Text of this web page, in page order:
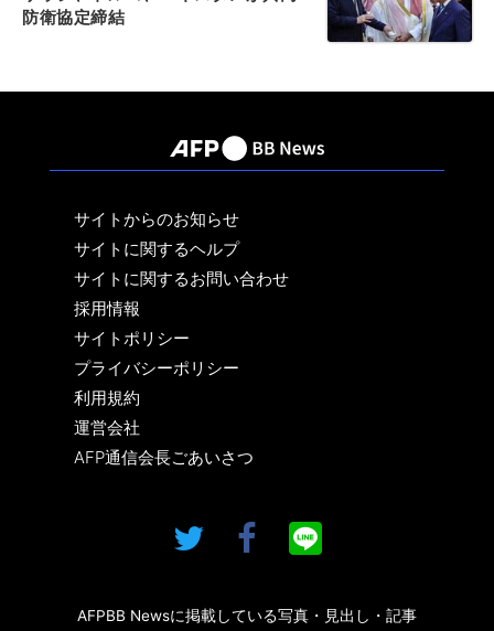
防衛協定締結
サイトからのお知らせ
サイトに関するヘルプ
サイトに関するお問い合わせ
採用情報
サイトポリシー
プライバシーポリシー
利用規約
運営会社
AFP通信会長ごあいさつ
AFPBB Newsに掲載している写真・見出し・記事